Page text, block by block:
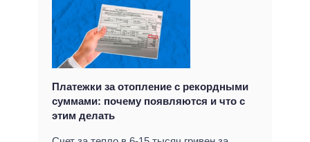
Платежки за отопление с рекордными
суммами: почему появляются и что с
этим делать